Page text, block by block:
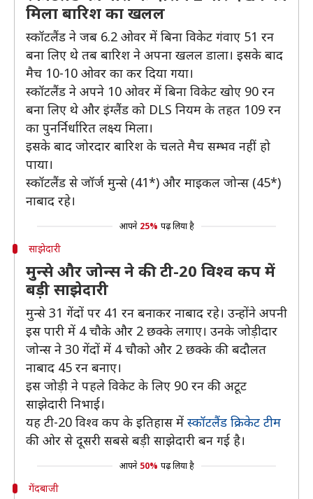
मिला बारिश का खलल
स्कॉटलैंड ने जब 6.2 ओवर में बिना विकेट गंवाए 51 रन
बना लिए थे तब बारिश ने अपना खलल डाला। इसके बाद
मैच 10-10 ओवर का कर दिया गया।
स्कॉटलैंड ने अपने 10 ओवर में बिना विकेट खोए 90 रन
बना लिए थे और इंग्लैंड को DLS नियम के तहत 109 रन
का पुनर्निर्धारित लक्ष्य मिला।
इसके बाद जोरदार बारिश के चलते मैच सम्भव नहीं हो
पाया।
स्कॉटलैंड से जॉर्ज मुन्से (41*) और माइकल जोन्स (45*)
नाबाद रहे।
आपने 25% पढ़ लिया है
साझेदारी
मुन्से और जोन्स ने की टी-20 विश्व कप में
बड़ी साझेदारी
मुन्से 31 गेंदों पर 41 रन बनाकर नाबाद रहे। उन्होंने अपनी
इस पारी में 4 चौके और 2 छक्के लगाए। उनके जोड़ीदार
जोन्स ने 30 गेंदों में 4 चौको और 2 छक्के की बदौलत
नाबाद 45 रन बनाए।
इस जोड़ी ने पहले विकेट के लिए 90 रन की अटूट
साझेदारी निभाई।
यह टी-20 विश्व कप के इतिहास में स्कॉटलैंड क्रिकेट टीम
की ओर से दूसरी सबसे बड़ी साझेदारी बन गई है।
आपने 50% पढ़ लिया है
गेंदबाजी